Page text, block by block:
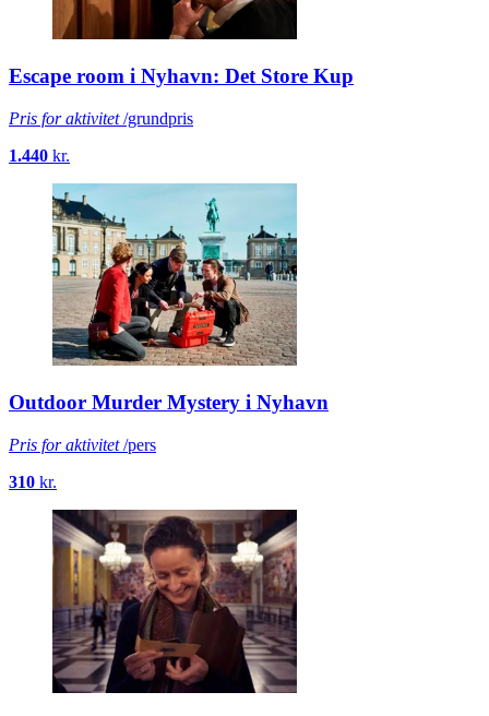
Escape room i Nyhavn: Det Store Kup
Pris for aktivitet/grundpris
1.440 kr.
Outdoor Murder Mystery i Nyhavn
Pris for aktivitet/pers
310 kr.